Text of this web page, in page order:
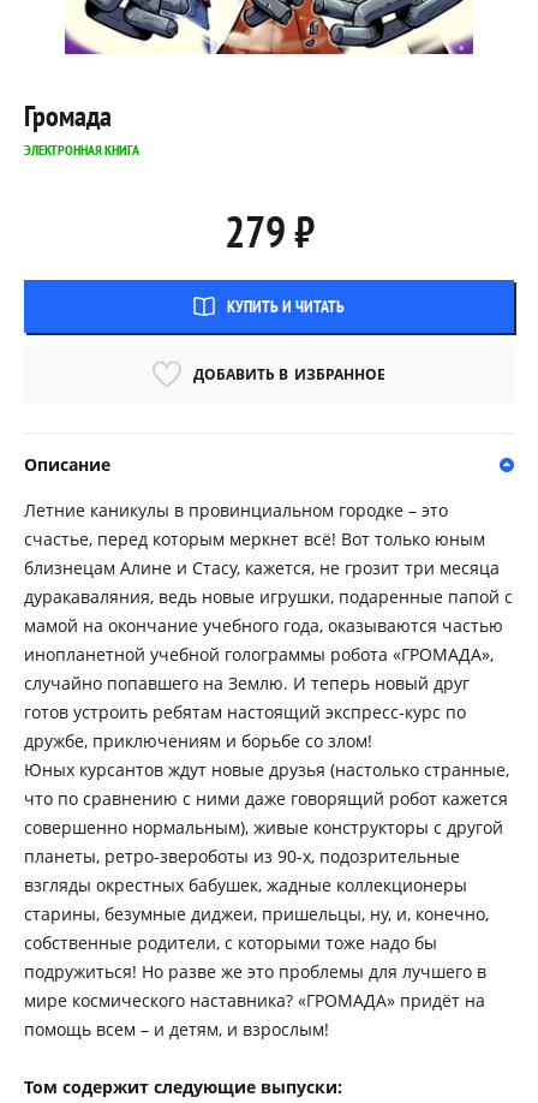
Громада
ЭЛЕКТРОННАЯ КНИГА
279 ₽
КУПИТЬ И ЧИТАТЬ
ДОБАВИТЬ В ИЗБРАННОЕ
Описание
Летние каникулы в провинциальном городке – это
счастье, перед которым меркнет всё! Вот только юным
близнецам Алине и Стасу, кажется, не грозит три месяца
дуракаваляния, ведь новые игрушки, подаренные папой с
мамой на окончание учебного года, оказываются частью
инопланетной учебной голограммы робота «ГРОМАДА»,
случайно попавшего на Землю. И теперь новый друг
готов устроить ребятам настоящий экспресс-курс по
дружбе, приключениям и борьбе со злом!
Юных курсантов ждут новые друзья (настолько странные,
что по сравнению с ними даже говорящий робот кажется
совершенно нормальным), живые конструкторы с другой
планеты, ретро-звероботы из 90-х, подозрительные
взгляды окрестных бабушек, жадные коллекционеры
старины, безумные диджеи, пришельцы, ну, и, конечно,
собственные родители, с которыми тоже надо бы
подружиться! Но разве же это проблемы для лучшего в
мире космического наставника? «ГРОМАДА» придёт на
помощь всем – и детям, и взрослым!
Том содержит следующие выпуски: